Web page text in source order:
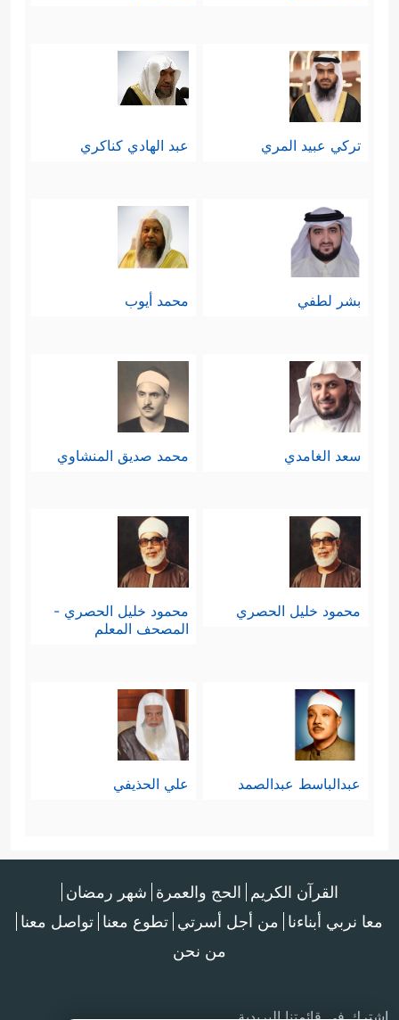
تركي عبيد المري عبد الهادي كناكري
بشر لطفي محمد أيوب
سعد الغامدي محمد صديق المنشاوي
محمود خليل الحصري
محمود خليل الحصري -
المصحف المعلم
عبدالباسط عبدالصمد علي الحذيفي
القرآن الكريم الحج والعمرة شهر رمضان
معا نربي أبناءنا من أجل أسرتي تطوع معنا تواصل معنا
من نحن
اشترك في قائمتنا البريدية